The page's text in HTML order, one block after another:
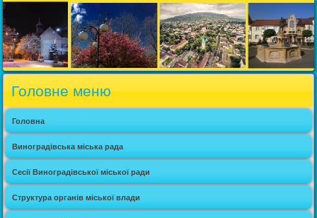
Головне меню
Головна
Виноградівська міська рада
Сесії Виноградівської міської ради
Структура органів міської влади